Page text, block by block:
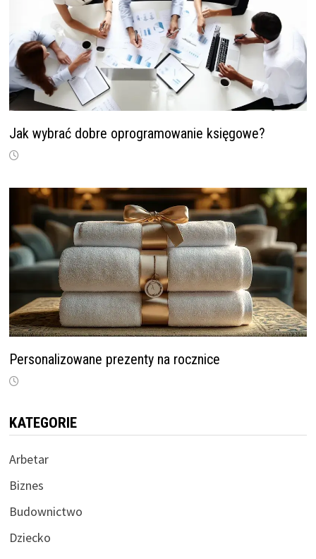
Jak wybrać dobre oprogramowanie księgowe?
Personalizowane prezenty na rocznice
KATEGORIE
Arbetar
Biznes
Budownictwo
Dziecko